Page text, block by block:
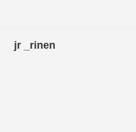
jr _rinen